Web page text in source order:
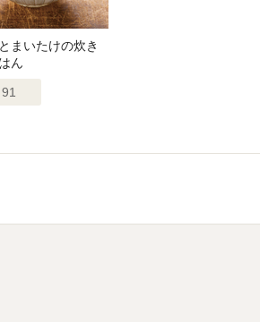
まいたけの炊き
ん
91